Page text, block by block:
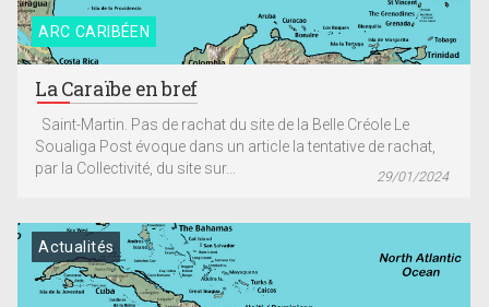
ARC CARIBÉEN
La Caraïbe en bref
Saint-Martin. Pas de rachat du site de la Belle Créole Le
Soualiga Post évoque dans un article la tentative de rachat,
par la Collectivité, du site sur...
29/01/2024
Actualités